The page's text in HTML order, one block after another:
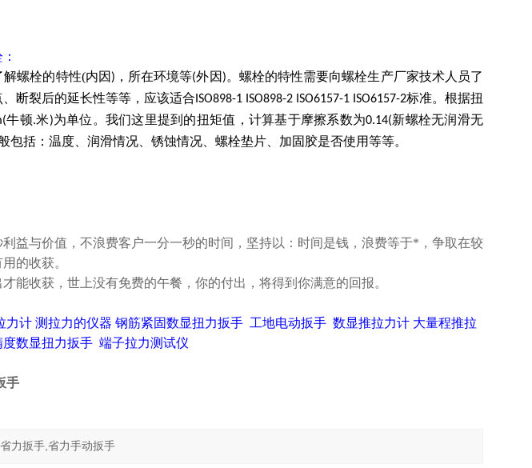
螺栓的特性(内因 ) ，所在环境等(外因 )。螺栓的特性需要向螺栓生产厂家技术人员了
断裂后的延长性等等，应该适合 ISO898-1 ISO898-2 ISO6157-1 ISO6157-2标准。根据扭
牛顿.米)为单位。我们这里提到的扭矩值，计算基于摩擦系数为0.14(新螺栓无润滑无
包括：温度、润滑情况、锈蚀情况、螺栓垫片、加固胶是否使用等等。
益与价值，不浪费客户一分一秒的时间，坚持以：时间是钱，浪费等于*，争取在较
的收获。
能收获，世上没有免费的午餐，你的付出，将得到你满意的回报。
力计 测拉力的仪器 钢筋紧固数显扭力扳手 工地电动扳手 数显推拉力计 大量程推拉
度数显扭力扳手 端子拉力测试仪
手